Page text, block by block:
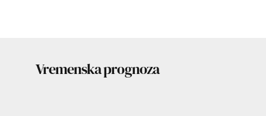
Vremenska prognoza